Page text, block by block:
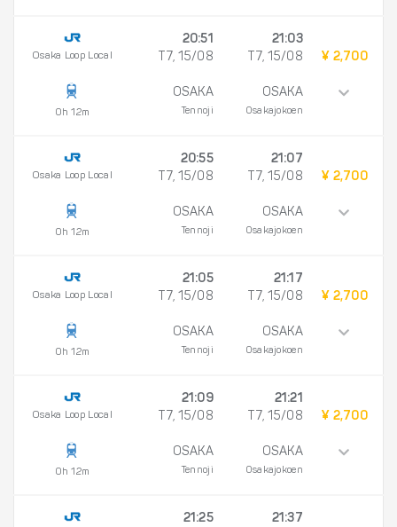
Osaka Loop Local
0h 12m
20:51
T7, 15/08
OSAKA
Tennoji
21:03
T7, 15/08
OSAKA
Osakajokoen
¥ 2,700
Osaka Loop Local
0h 12m
20:55
T7, 15/08
OSAKA
Tennoji
21:07
T7, 15/08
OSAKA
Osakajokoen
¥ 2,700
Osaka Loop Local
0h 12m
21:05
T7, 15/08
OSAKA
Tennoji
21:17
T7, 15/08
OSAKA
Osakajokoen
¥ 2,700
Osaka Loop Local
0h 12m
21:09
T7, 15/08
OSAKA
Tennoji
21:21
T7, 15/08
OSAKA
Osakajokoen
¥ 2,700
21:25
21:37